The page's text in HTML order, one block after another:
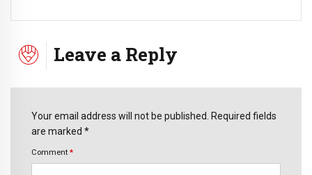
Leave a Reply
Your email address will not be published. Required fields
are marked *
Comment *